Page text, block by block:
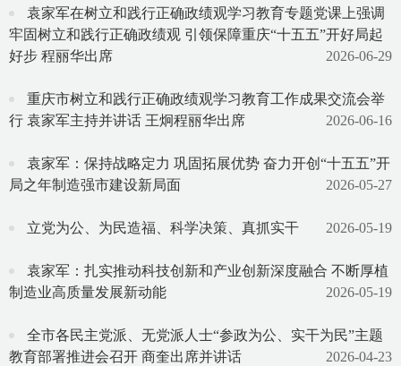
袁家军在树立和践行正确政绩观学习教育专题党课上强调
牢固树立和践行正确政绩观 引领保障重庆“十五五”开好局起
好步 程丽华出席
2026-06-29
重庆市树立和践行正确政绩观学习教育工作成果交流会举
行 袁家军主持并讲话 王炯程丽华出席
2026-06-16
袁家军：保持战略定力 巩固拓展优势 奋力开创“十五五”开
局之年制造强市建设新局面
2026-05-27
立党为公、为民造福、科学决策、真抓实干 2026-05-19
袁家军：扎实推动科技创新和产业创新深度融合 不断厚植
制造业高质量发展新动能
2026-05-19
全市各民主党派、无党派人士“参政为公、实干为民”主题
教育部署推进会召开 商奎出席并讲话
2026-04-23